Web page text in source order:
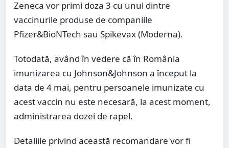
Zeneca vor primi doza 3 cu unul dintre
vaccinurile produse de companiile
Pfizer&BioNTech sau Spikevax (Moderna).
Totodată, având în vedere că în România
imunizarea cu Johnson&Johnson a început la
data de 4 mai, pentru persoanele imunizate cu
acest vaccin nu este necesară, la acest moment,
administrarea dozei de rapel.
Detaliile privind această recomandare vor fi